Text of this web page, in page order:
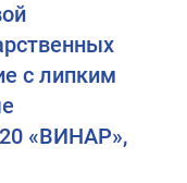
с липким
«ВИНАР»,